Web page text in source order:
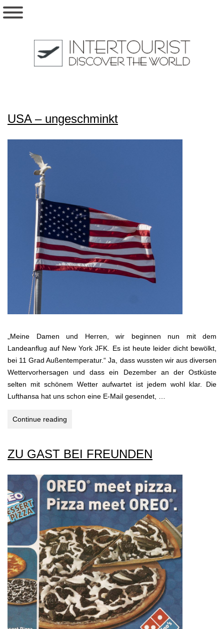
USA – ungeschminkt
„Meine Damen und Herren, wir beginnen nun mit dem
Landeanflug auf New York JFK. Es ist heute leider dicht bewölkt,
bei 11 Grad Außentemperatur.“ Ja, dass wussten wir aus diversen
Wettervorhersagen und dass ein Dezember an der Ostküste
selten mit schönem Wetter aufwartet ist jedem wohl klar. Die
Lufthansa hat uns schon eine E-Mail gesendet, …
Continue reading
ZU GAST BEI FREUNDEN